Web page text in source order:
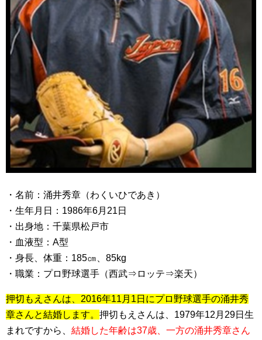
・名前：涌井秀章（わくいひであき）
・生年月日：1986年6月21日
・出身地：千葉県松戸市
・血液型：A型
・身長、体重：185㎝、85kg
・職業：プロ野球選手（西武⇒ロッテ⇒楽天）
押切もえさんは、2016年11月1日にプロ野球選手の涌井秀
章さんと結婚します。 押切もえさんは、1979年12月29日生
まれですから、 結婚した年齢は37歳、一方の涌井秀章さん